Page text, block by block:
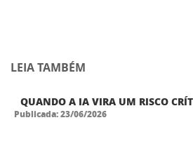
LEIA TAMBÉM
QUANDO A IA VIRA UM RISCO
Publicada: 23/06/2026